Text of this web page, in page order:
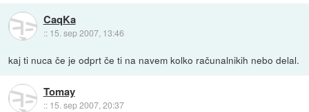
CaqKa
:: 15. sep 2007, 13:46
kaj ti nuca če je odprt če ti na navem kolko računalnikih nebo delal.
Tomay
:: 15. sep 2007, 20:37